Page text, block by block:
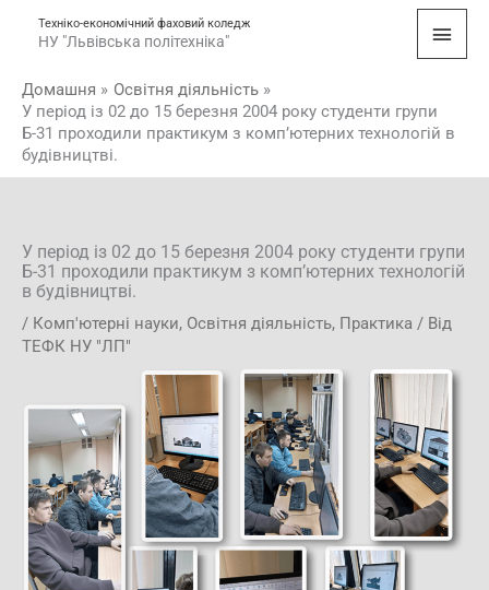
Техніко-економічний фаховий коледж
НУ "Львівська політехніка"
Домашня
Освітня діяльність
У період із 02 до 15 березня 2004 року студенти групи
Б-31 проходили практикум з компʼютерних технологій в
будівництві.
У період із 02 до 15 березня 2004 року студенти групи
Б-31 проходили практикум з компʼютерних технологій
в будівництві.
/ Комп'ютерні науки, Освітня діяльність, Практика / Від
ТЕФК НУ "ЛП"